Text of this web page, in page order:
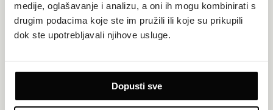
medije, oglašavanje i analizu, a oni ih mogu kombinirati s
drugim podacima koje ste im pružili ili koje su prikupili
dok ste upotrebljavali njihove usluge.
Dopusti sve